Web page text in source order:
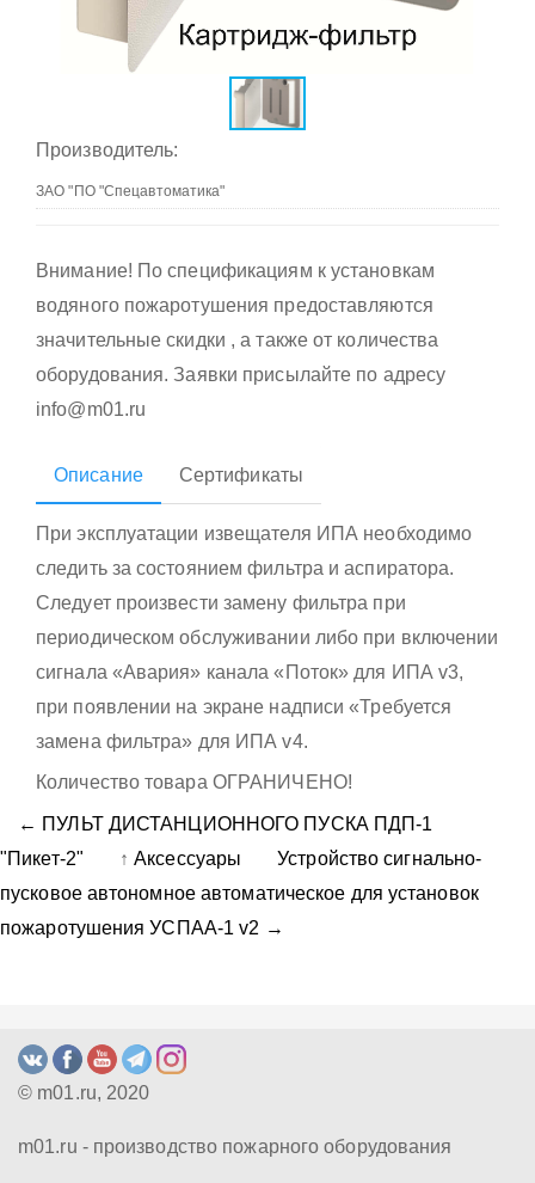
Производитель:
Внимание! По спецификациям к установкам
водяного пожаротушения предоставляются
значительные скидки , а также от количества
оборудования. Заявки присылайте по адресу
info@m01.ru
Описание Сертификаты
При эксплуатации извещателя ИПА необходимо
следить за состоянием фильтра и аспиратора.
Следует произвести замену фильтра при
периодическом обслуживании либо при включении
сигнала «Авария» канала «Поток» для ИПА v3,
при появлении на экране надписи «Требуется
замена фильтра» для ИПА v4.
Количество товара ОГРАНИЧЕНО!
← ПУЛЬТ ДИСТАНЦИОННОГО ПУСКА ПДП-1
"Пикет-2"
↑Аксессуары
Устройство сигнально-
пусковое автономное автоматическое для установок
пожаротушения УСПАА-1 v2 →
© m01.ru, 2020
m01.ru - производство пожарного оборудования